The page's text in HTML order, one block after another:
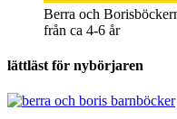
Berra och
från ca 4-6 år
lättläst för nybörjaren